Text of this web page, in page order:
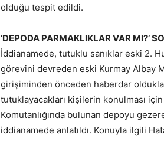
olduğu tespit edildi.
’DEPODA PARMAKLIKLAR VAR MI?’
İddianamede, tutuklu sanıklar eski 2.
görevini devreden eski Kurmay Albay
girişiminden önceden haberdar
tutuklayacakları kişilerin konulması
Komutanlığında bulunan depoyu
iddianamede anlatıldı. Konuyla ilgili